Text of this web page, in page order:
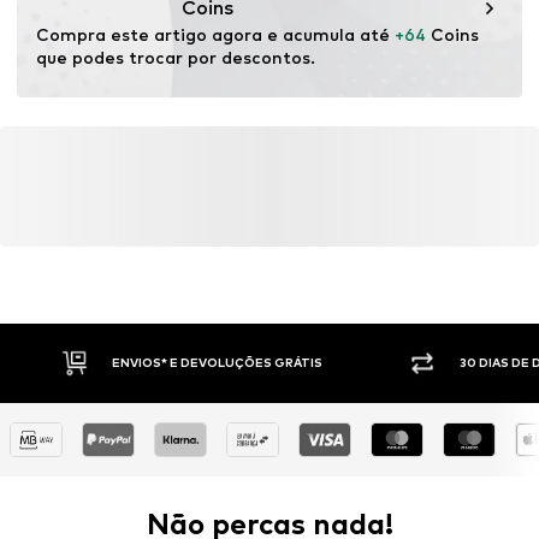
Coins
Compra este artigo agora e acumula até +64 Coins
que podes trocar por descontos.
ENVIOS* E DEVOLUÇÕES GRÁTIS 30 DIAS DE
Não percas nada!